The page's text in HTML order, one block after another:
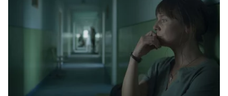
DESIGN
BESZÉLGETÉSEK ARCOK
TÖRTÉNETEK
GASZTRO